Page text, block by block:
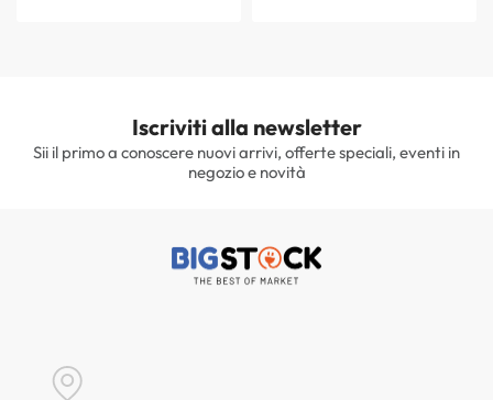
Iscriviti alla newsletter
Sii il primo a conoscere nuovi arrivi, offerte speciali, eventi in
negozio e novità